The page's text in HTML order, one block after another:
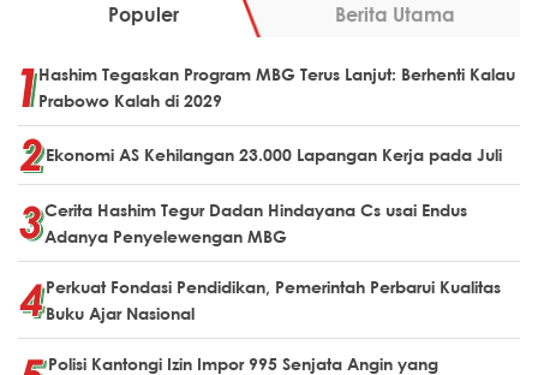
Populer Berita Utama
Hashim Tegaskan Program MBG Terus Lanjut: Berhenti Kalau
Prabowo Kalah di 2029
Ekonomi AS Kehilangan 23.000 Lapangan Kerja pada Juli
Cerita Hashim Tegur Dadan Hindayana Cs usai Endus
Adanya Penyelewengan MBG
Perkuat Fondasi Pendidikan, Pemerintah Perbarui Kualitas
Buku Ajar Nasional
Polisi Kantongi Izin Impor 995 Senjata Angin yang